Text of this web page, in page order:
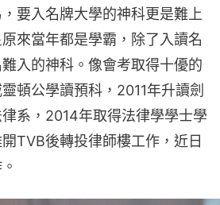
要入名牌大學的神科更是難上
來當年都是學霸，除了入讀名
入的神科。像會考取得十優的
頓公學讀預科，2011年升讀劍
系，2014年取得法律學學士學
TVB後轉投律師樓工作，近日